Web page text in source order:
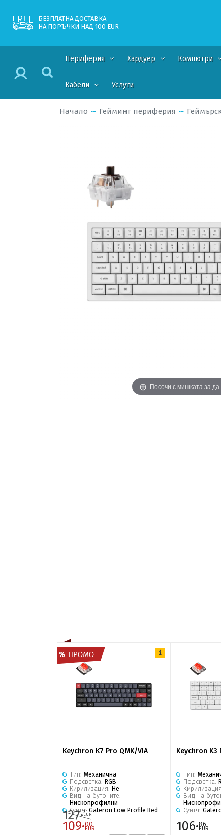
БЕЗПЛАТНА ДОСТАВКА
НА ПОРЪЧКИ НАД 100 EUR
Периферия Хардуер Компютри
Кабели Услуги
Начало Гейминг периферия
Посочи с мишката за
Keychron K7 Pro QMK/VIA
Тип: Механична
Подсветка: RGB
Кирилизация: Не
Вид на бутоните:
Нископрофилни
Суитч: Gateron Low Profile Red
127·31
EUR
109·00
EUR
Keychron K3
Тип:
Подсветка:
Вид на
Суитч:
106·86
EUR